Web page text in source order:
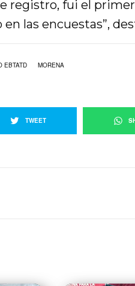
registro, fui el
las encuestas”,
EBTATD MORENA
TWEET